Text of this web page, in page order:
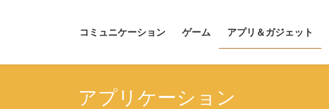
コミュニケーション ゲーム アプリ＆ガジェット
アプリケーション